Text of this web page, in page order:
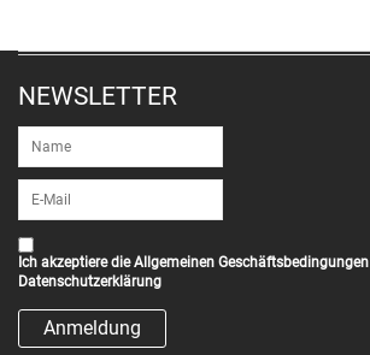
NEWSLETTER
Ich akzeptiere dieAllgemeinen Geschäftsbedingungen
Datenschutzerklärung